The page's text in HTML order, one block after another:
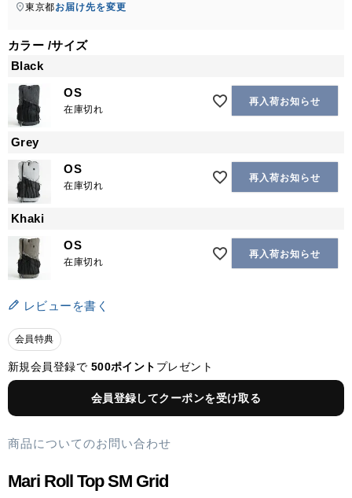
東京都お届け先を変更
カラー サイズ
Black
OS
在庫切れ
再入荷お知らせ
Grey
OS
在庫切れ
再入荷お知らせ
Khaki
OS
在庫切れ
再入荷お知らせ
レビューを書く
会員特典
新規会員登録で 500ポイント プレゼント
会員登録してクーポンを受け取る
商品についてのお問い合わせ
Mari Roll Top SM Grid